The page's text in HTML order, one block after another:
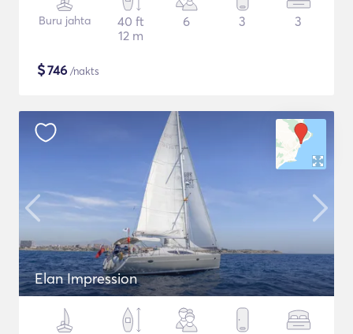
Buru jahta
40 ft
12 m
6 3 3
$746 /nakts
Elan Impression